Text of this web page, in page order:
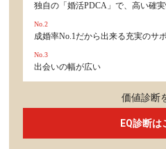
独自の「婚活PDCA」で、高い確
No.2
成婚率No.1だから出来る充実のサ
No.3
出会いの幅が広い
価値診断
EQ診断は